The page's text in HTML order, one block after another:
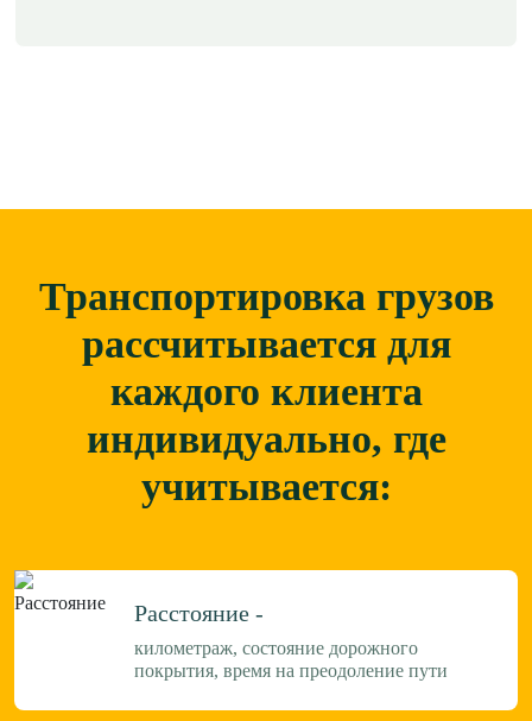
Транспортировка грузов
рассчитывается для
каждого клиента
индивидуально, где
учитывается:
Расстояние -
километраж, состояние дорожного
покрытия, время на преодоление пути